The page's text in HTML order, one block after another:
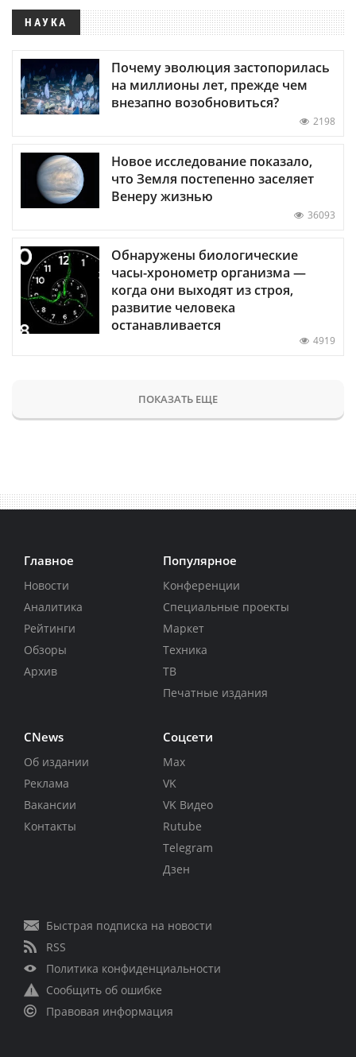
НАУКА
Почему эволюция застопорилась
на миллионы лет, прежде чем
внезапно возобновиться?
2198
Новое исследование показало,
что Земля постепенно заселяет
Венеру жизнью
36093
Обнаружены биологические
часы-хронометр организма —
когда они выходят из строя,
развитие человека
останавливается
4919
ПОКАЗАТЬ ЕЩЕ
Главное
Новости
Аналитика
Рейтинги
Обзоры
Архив
Популярное
Конференции
Специальные проекты
Маркет
Техника
ТВ
Печатные издания
CNews
Об издании
Реклама
Вакансии
Контакты
Соцсети
Max
VK
VK Видео
Rutube
Telegram
Дзен
Быстрая подписка на новости
RSS
Политика конфиденциальности
Сообщить об ошибке
Правовая информация